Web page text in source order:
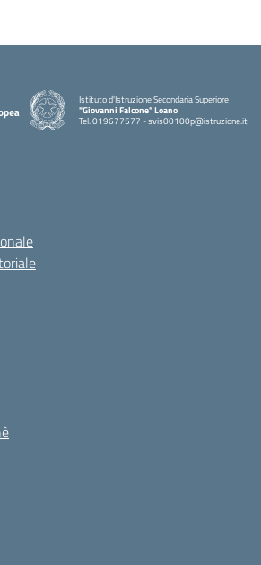
Istituto d'Istruzione Secondaria Superiore
"Giovanni Falcone" Loano
Tel. 019677577 - svis00100p@istruzione.it
— Visita la pagina iniziale della scuola